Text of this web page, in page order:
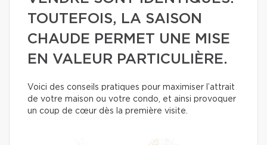
TOUTEFOIS, LA SAISON
CHAUDE PERMET UNE MISE
EN VALEUR PARTICULIÈRE.
Voici des conseils pratiques pour maximiser l’attrait
de votre maison ou votre condo, et ainsi provoquer
un coup de cœur dès la première visite.